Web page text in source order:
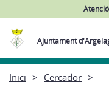
Ajuntament
Inici
Cercador